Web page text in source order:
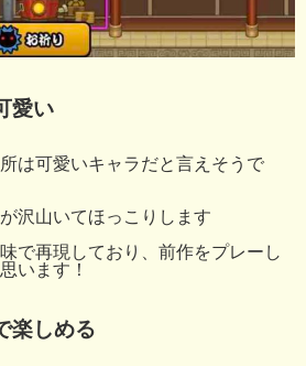
愛い
は可愛いキャラだと言えそうで
沢山いてほっこりします
で再現しており、前作をプレーし
います！
楽しめる